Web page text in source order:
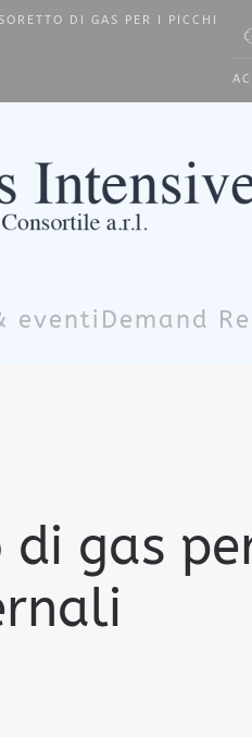
DI GAS PER I PICCHI
eventi Demand
gas